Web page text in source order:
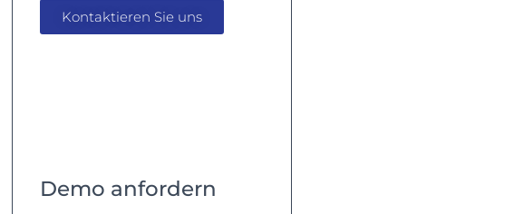
Kontaktieren Sie uns
Demo anfordern